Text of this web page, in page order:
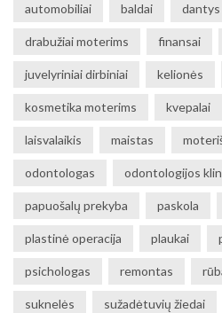
automobiliai baldai dantys
drabužiai moterims finansai
juvelyriniai dirbiniai kelionės
kosmetika moterims kvepalai
laisvalaikis maistas
odontologas odontologijos
papuošalų prekyba paskola
plastinė operacija plaukai
psichologas remontas
suknelės sužadėtuvių žiedai